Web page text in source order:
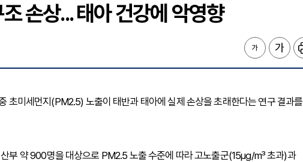
손상... 태아 건강에 악영향
초미세먼지(PM2.5) 노출이 태반과 태아에 실제 손상을 초래한다는 연구 결과를
부 약 900명을 대상으로 PM2.5 노출 수준에 따라 고노출군(15μg/m³ 초과)과